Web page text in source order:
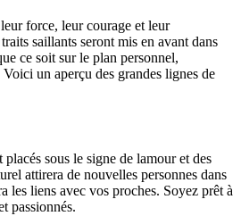
force, leur courage et leur
saillants seront mis en avant dans
ce soit sur le plan personnel,
un aperçu des grandes lignes de
sous le signe de lamour et des
attirera de nouvelles personnes dans
les liens avec vos proches. Soyez prêt à
passionnés.